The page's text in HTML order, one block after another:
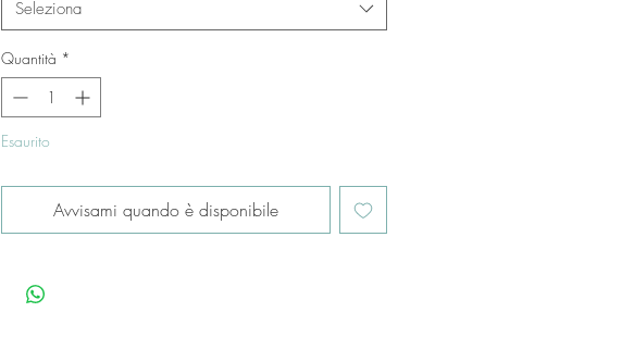
Seleziona
Quantità *
Esaurito
Avvisami quando è disponibile